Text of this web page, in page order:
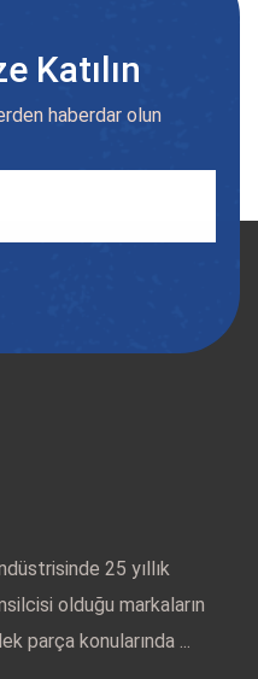
Katılın
haberdar olun
25 yıllık
olduğu markaların
parça konularında ...